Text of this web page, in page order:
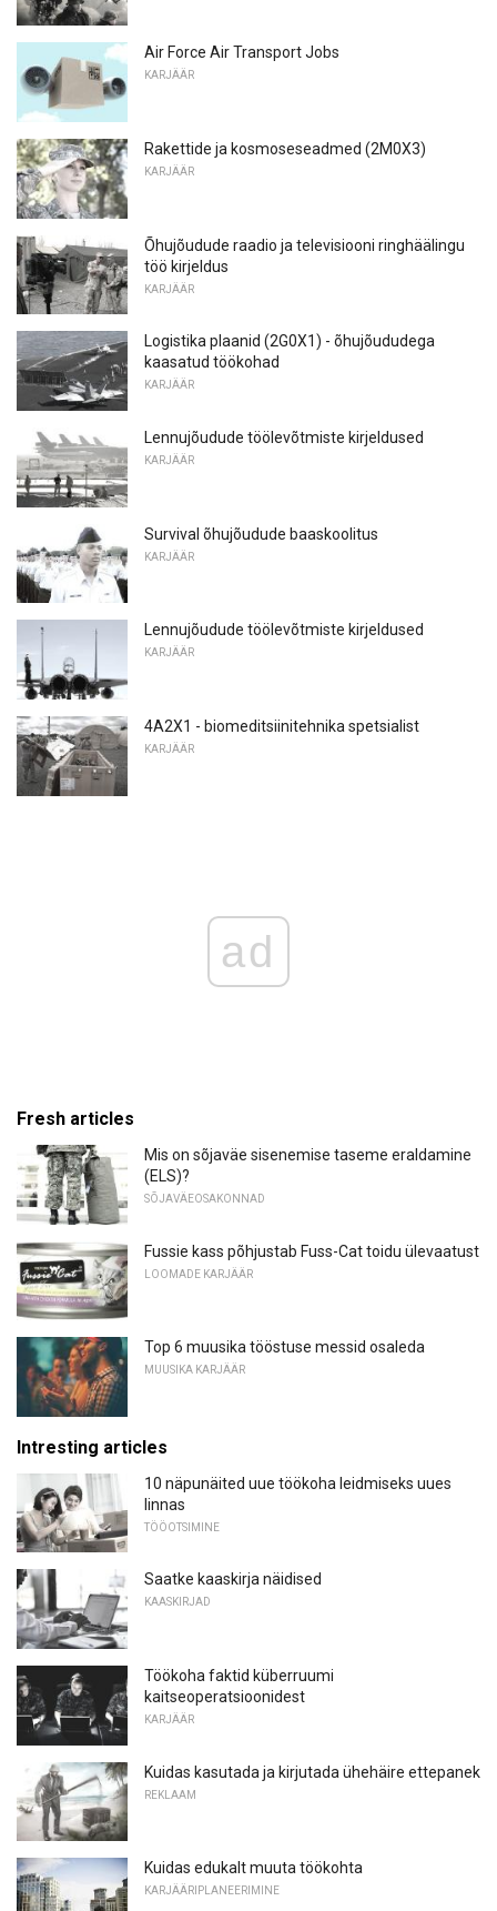
Air Force Air Transport Jobs
KARJÄÄR
Rakettide ja kosmoseseadmed (2M0X3)
KARJÄÄR
Õhujõudude raadio ja televisiooni ringhäälingu
töö kirjeldus
KARJÄÄR
Logistika plaanid (2G0X1) - õhujõududega
kaasatud töökohad
KARJÄÄR
Lennujõudude töölevõtmiste kirjeldused
KARJÄÄR
Survival õhujõudude baaskoolitus
KARJÄÄR
Lennujõudude töölevõtmiste kirjeldused
KARJÄÄR
4A2X1 - biomeditsiinitehnika spetsialist
KARJÄÄR
ad
Fresh articles
Mis on sõjaväe sisenemise taseme eraldamine
(ELS)?
SÕJAVÄEOSAKONNAD
Fussie kass põhjustab Fuss-Cat toidu ülevaatust
LOOMADE KARJÄÄR
Top 6 muusika tööstuse messid osaleda
MUUSIKA KARJÄÄR
Intresting articles
10 näpunäited uue töökoha leidmiseks uues
linnas
TÖÖOTSIMINE
Saatke kaaskirja näidised
KAASKIRJAD
Töökoha faktid küberruumi
kaitseoperatsioonidest
KARJÄÄR
Kuidas kasutada ja kirjutada ühehäire ettepanek
REKLAAM
Kuidas edukalt muuta töökohta
KARJÄÄRIPLANEERIMINE